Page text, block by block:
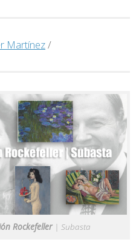
Martínez/
Rockefeller| Subasta